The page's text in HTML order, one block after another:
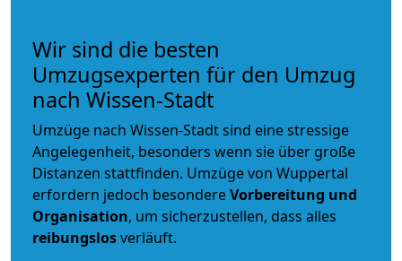
Wir sind die besten
Umzugsexperten für den Umzug
nach Wissen-Stadt
Umzüge nach Wissen-Stadt sind eine stressige
Angelegenheit, besonders wenn sie über große
Distanzen stattfinden. Umzüge von Wuppertal
erfordern jedoch besondereVorbereitung und
Organisation, um sicherzustellen, dass alles
reibungslosverläuft.